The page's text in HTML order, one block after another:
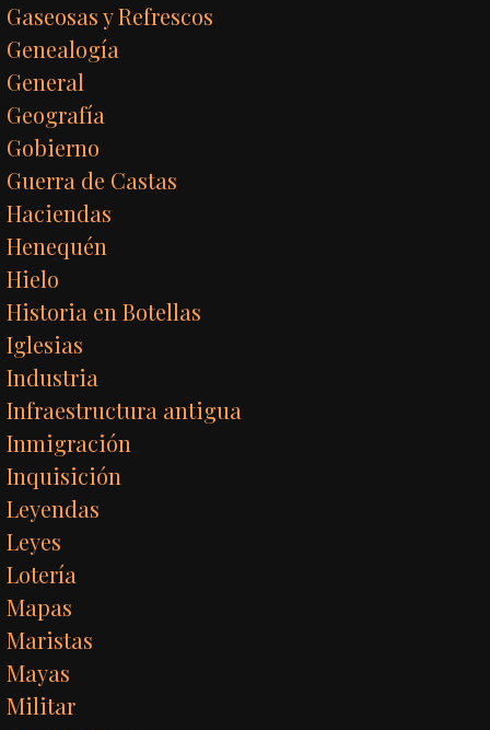
Gaseosas y Refrescos
Genealogía
General
Geografía
Gobierno
Guerra de Castas
Haciendas
Henequén
Hielo
Historia en Botellas
Iglesias
Industria
Infraestructura antigua
Inmigración
Inquisición
Leyendas
Leyes
Lotería
Mapas
Maristas
Mayas
Militar